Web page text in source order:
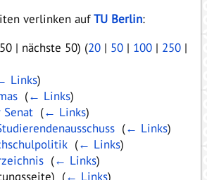
verlinken aufTU Berlin:
| nächste 50) (20 | 50 | 100 | 250 |
Links)
‎ (← Links)
Senat‎ (← Links)
‎ (← Links)
‎ (← Links)
‎ (← Links)
(← Links)